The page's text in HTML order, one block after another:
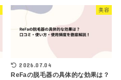
美容
2026.07.04
ReFaの脱毛器の具体的な効果は？